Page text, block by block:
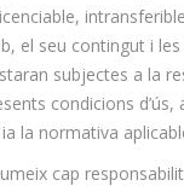
el seu contingut i
subjectes a la
condicions
la normativa
cap